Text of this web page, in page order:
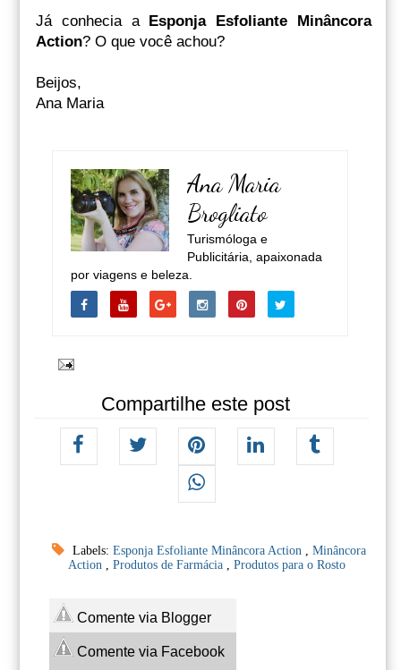
Já conhecia a Esponja Esfoliante Minâncora
Action? O que você achou?
Beijos,
Ana Maria
Ana Maria
Brogliato
Turismóloga e
Publicitária, apaixonada
por viagens e beleza.
Compartilhe este post
Labels: Esponja Esfoliante Minâncora Action
Minâncora
Action
Produtos de Farmácia Produtos para o Rosto
Comente via Blogger
Comente via Facebook